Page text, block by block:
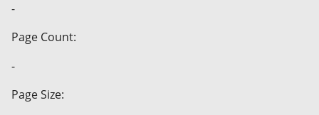
-
Page Count:
-
Page Size: